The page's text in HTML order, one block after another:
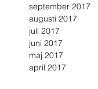
september 2017
augusti 2017
juli 2017
juni 2017
maj 2017
april 2017